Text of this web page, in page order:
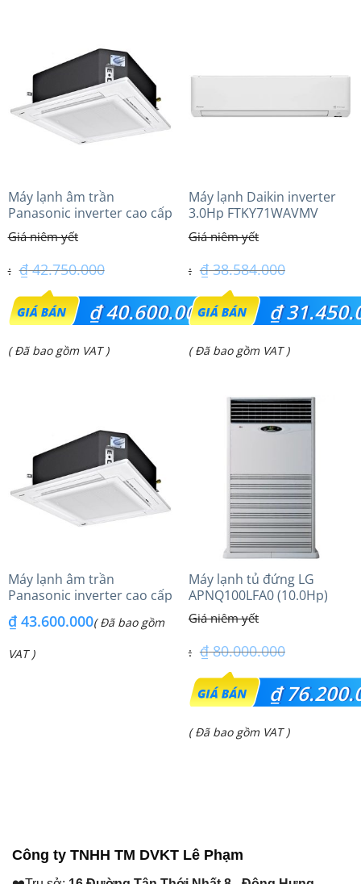
₫ 53.200.000.
₫ 39.100.000.
Máy lạnh âm trần
Panasonic inverter cao cấp
(5.0Hp) S-3448PU3HA/U-
43PRH1H5
₫42.750.000
Giá
gốc
là:
₫40.600.000
Giá
₫ 40.600.000.
( Đã bao gồm VAT )
Máy lạnh Daikin inverter
3.0Hp FTKY71WAVMV
₫38.584.000
Giá
gốc
là:
₫
Giá
( Đã bao gồm VAT )
Máy lạnh âm trần
Panasonic inverter cao cấp
(6.0Hp) S-3448PU3HA/U-
48PRH1H8 – 3 Pha
₫43.600.000( Đã bao gồm
VAT )
Máy lạnh tủ đứng LG
APNQ100LFA0 (10.0Hp)
₫80.000.000
Giá
gốc
là:
₫
Giá
( Đã bao gồm VAT )
Công ty TNHH TM DVKT Lê Phạm